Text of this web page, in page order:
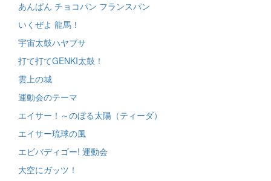
あんぱん チョコパン フランスパン
いくぜよ 龍馬！
宇宙太鼓ハヤブサ
打て打てGENKI太鼓！
雲上の城
運動会のテーマ
エイサー！～のぼる太陽（ティーダ）
エイサー琉球の風
エビバディゴー! 運動会
大空にガッツ！